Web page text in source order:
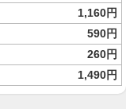
1,160円
590円
260円
1,490円